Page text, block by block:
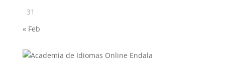
31
« Feb